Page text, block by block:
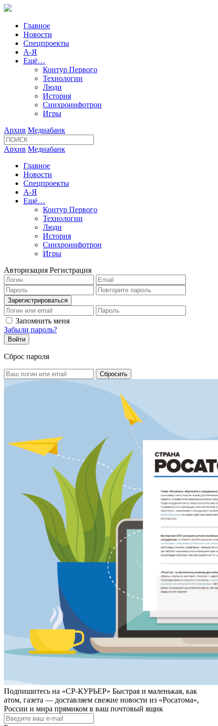
Главное
Новости
Спецпроекты
А-Я
Ещё…
Контур Первого
Технологии
Люди
История
Синхроинфотрон
Игры
Архив Медиабанк
Архив Медиабанк
Главное
Новости
Спецпроекты
А-Я
Ещё…
Контур Первого
Технологии
Люди
История
Синхроинфотрон
Игры
Авторизация Регистрация
Запомнить меня
Забыли пароль?
Сброс пароля
Подпишитесь на «СР-КУРЬЕР» Быстрая и маленькая, как
атом, газета — доставляем свежие новости из «Росатома»,
России и мира прямиком в ваш почтовый ящик